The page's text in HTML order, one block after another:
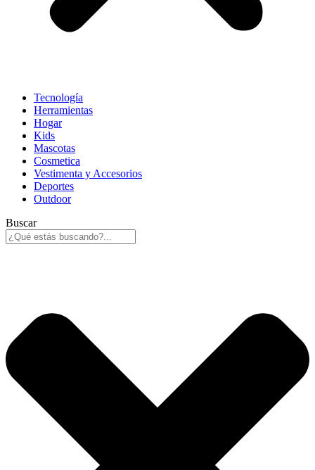
Tecnología
Herramientas
Hogar
Kids
Mascotas
Cosmetica
Vestimenta y Accesorios
Deportes
Outdoor
Buscar